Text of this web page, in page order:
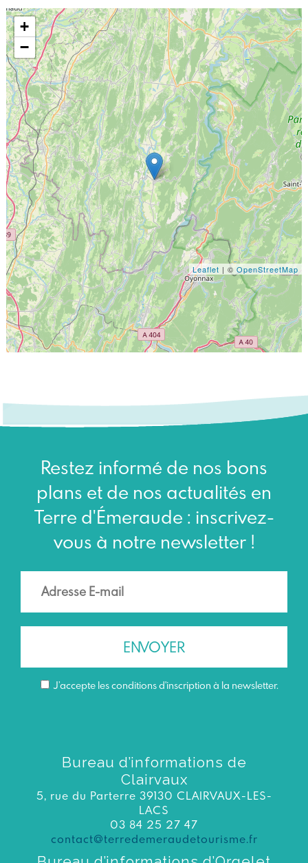
+
−
Leaflet | ©OpenStreetMap
Restez informé de nos bons
plans et de nos actualités en
Terre d'Émeraude : inscrivez-
vous à notre newsletter !
J’accepte les conditions d'inscription à la newsletter.
Bureau d’informations de
Clairvaux
5, rue du Parterre 39130 CLAIRVAUX-LES-
LACS
03 84 25 27 47
contact@terredemeraudetourisme.fr